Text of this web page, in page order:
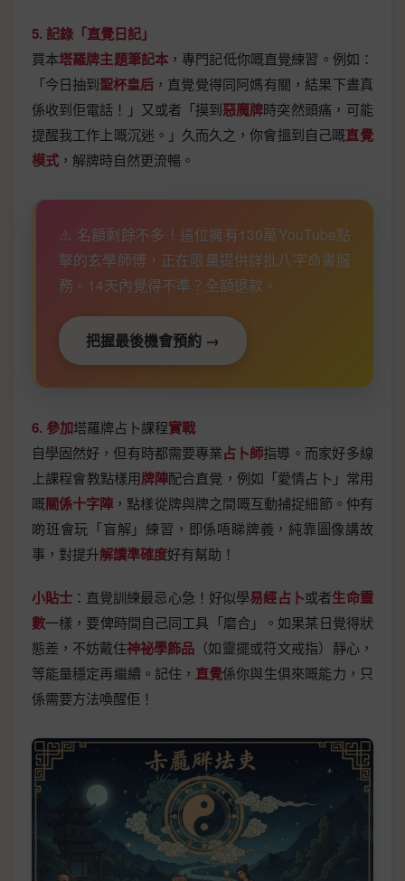
5. 記錄「直覺日記」
買本塔羅牌主題筆記本 ，專門記低你嘅直覺練習。例如：
「今日抽到聖杯皇后 ，直覺覺得同阿媽有關，結果下晝真
係收到佢電話！」又或者「摸到惡魔牌時突然頭痛，可能
提醒我工作上嘅沉迷。」久而久之，你會搵到自己嘅直覺
模式 ，解牌時自然更流暢。
⚠️ 名額剩餘不多！這位擁有130萬YouTube點
擊的玄學師傅，正在限量提供詳批八字命書服
務。14天內覺得不準？全額退款。
把握最後機會預約 →
6. 參加塔羅牌占卜課程實戰
自學固然好，但有時都需要專業占卜師指導。而家好多線
上課程會教點樣用牌陣配合直覺，例如「愛情占卜」常用
嘅關係十字陣 ，點樣從牌與牌之間嘅互動捕捉細節。仲有
啲班會玩「盲解」練習，即係唔睇牌義，純靠圖像講故
事，對提升解讀準確度好有幫助！
小貼士 ：直覺訓練最忌心急！好似學易經占卜或者生命靈
數一樣，要俾時間自己同工具「磨合」。如果某日覺得狀
態差，不妨戴住神祕學飾品 （如靈擺或符文戒指）靜心，
等能量穩定再繼續。記住， 直覺係你與生俱來嘅能力，只
係需要方法喚醒佢！